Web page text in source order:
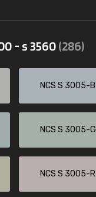
- s 3560(286)
NCS S 3005-B
NCS S 3005-G
NCS S 3005-R